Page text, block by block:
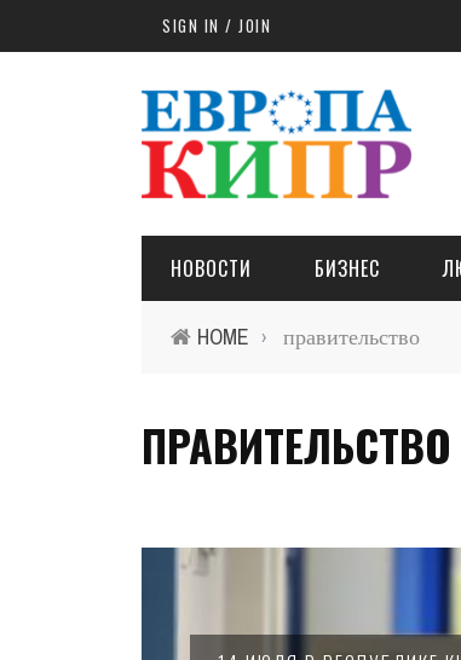
Skip to main contentSIGN IN / JOIN
НОВОСТИ БИЗНЕС
HOME › правительство
ПРАВИТЕЛЬСТВО
Pages